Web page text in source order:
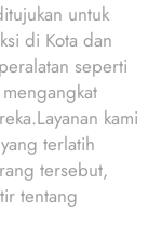
untuk
di Kota dan
seperti
kami
terlatih
tersebut,
tentang